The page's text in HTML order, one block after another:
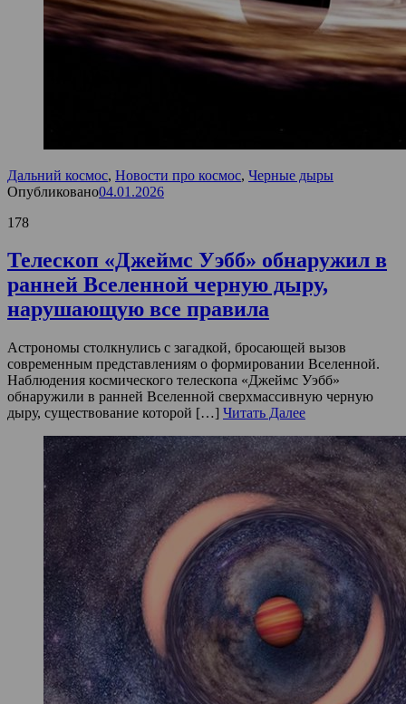
Дальний космос, Новости про космос, Черные дыры
Опубликовано04.01.2026
178
Телескоп «Джеймс Уэбб» обнаружил в
ранней Вселенной черную дыру,
нарушающую все правила
Астрономы столкнулись с загадкой, бросающей вызов
современным представлениям о формировании Вселенной.
Наблюдения космического телескопа «Джеймс Уэбб»
обнаружили в ранней Вселенной сверхмассивную черную
дыру, существование которой […] Читать Далее